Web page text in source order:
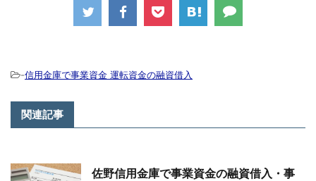
-信用金庫で事業資金 運転資金の融資借入
関連記事
佐野信用金庫で事業資金の融資借入・事